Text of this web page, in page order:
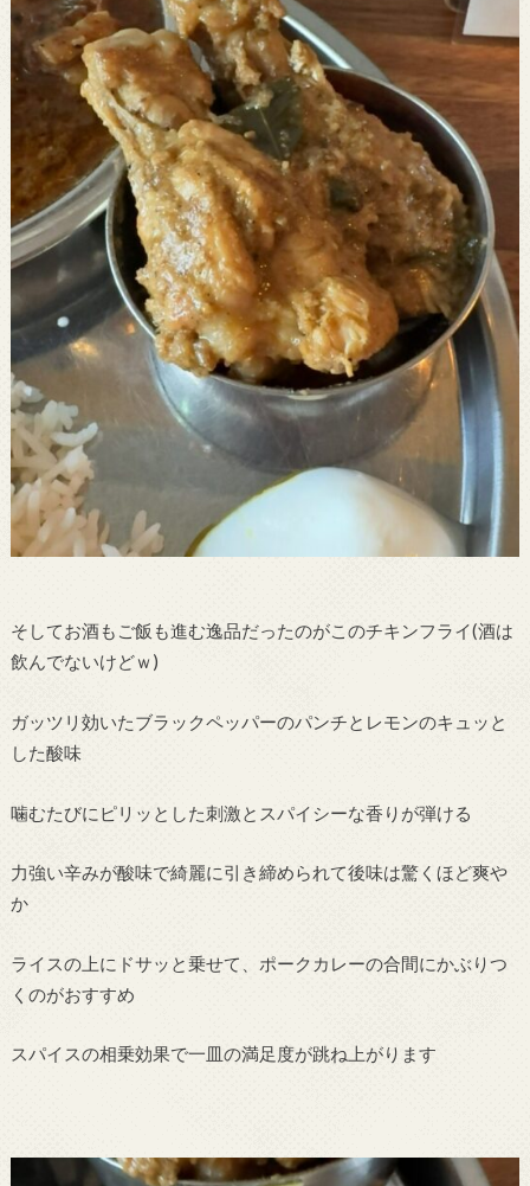
そしてお酒もご飯も進む逸品だったのがこのチキンフライ(酒は
飲んでないけどｗ)
ガッツリ効いたブラックペッパーのパンチとレモンのキュッと
した酸味
噛むたびにピリッとした刺激とスパイシーな香りが弾ける
力強い辛みが酸味で綺麗に引き締められて後味は驚くほど爽や
か
ライスの上にドサッと乗せて、ポークカレーの合間にかぶりつ
くのがおすすめ
スパイスの相乗効果で一皿の満足度が跳ね上がります